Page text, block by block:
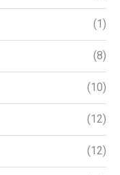
(1)
(8)
(10)
(12)
(12)